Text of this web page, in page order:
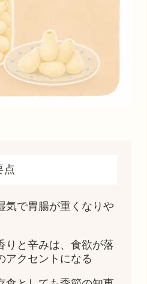
点
気で胃腸が重くなりや
りと辛みは、食欲が落
アクセントになる